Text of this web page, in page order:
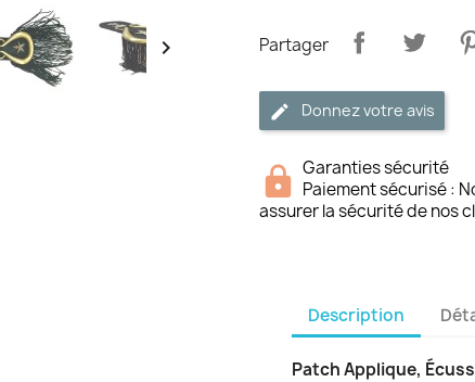
 Partager
Donnez votre avis
Garanties sécurité
Paiement sécurisé :
assurer la sécurité de nos
Description
Patch Applique,